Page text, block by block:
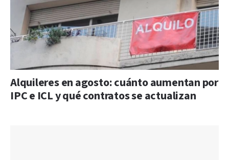
Alquileres en agosto: cuánto aumentan por
IPC e ICL y qué contratos se actualizan